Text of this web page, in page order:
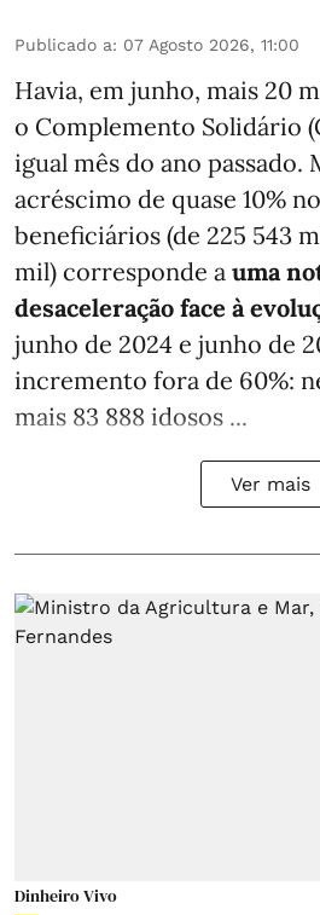
Publicado a: 07 Agosto 2026, 11:00
Havia, em junho, mais 20
o Complemento Solidário
igual mês do ano passado.
acréscimo de quase 10%
beneficiários (de 225 543
mil) corresponde a uma
desaceleração face à
junho de 2024 e junho de
incremento fora de 60%:
mais 83 888 idosos ...
Ver mais
Dinheiro Vivo